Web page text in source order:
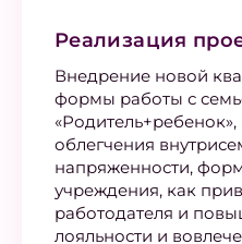
Реализация
Внедрение новой
формы работы с
облегчения
напряженности,
учреждения, как
работодателя и
лояльности и